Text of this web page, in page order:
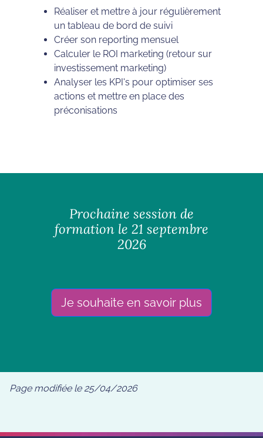
Réaliser et mettre à jour régulièrement
un tableau de bord de suivi
Créer son reporting mensuel
Calculer le ROI marketing (retour sur
investissement marketing)
Analyser les KPI's pour optimiser ses
actions et mettre en place des
préconisations
Prochaine session de
formation le 21 septembre
2026
Je souhaite en savoir plus
Page modifiée le 25/04/2026